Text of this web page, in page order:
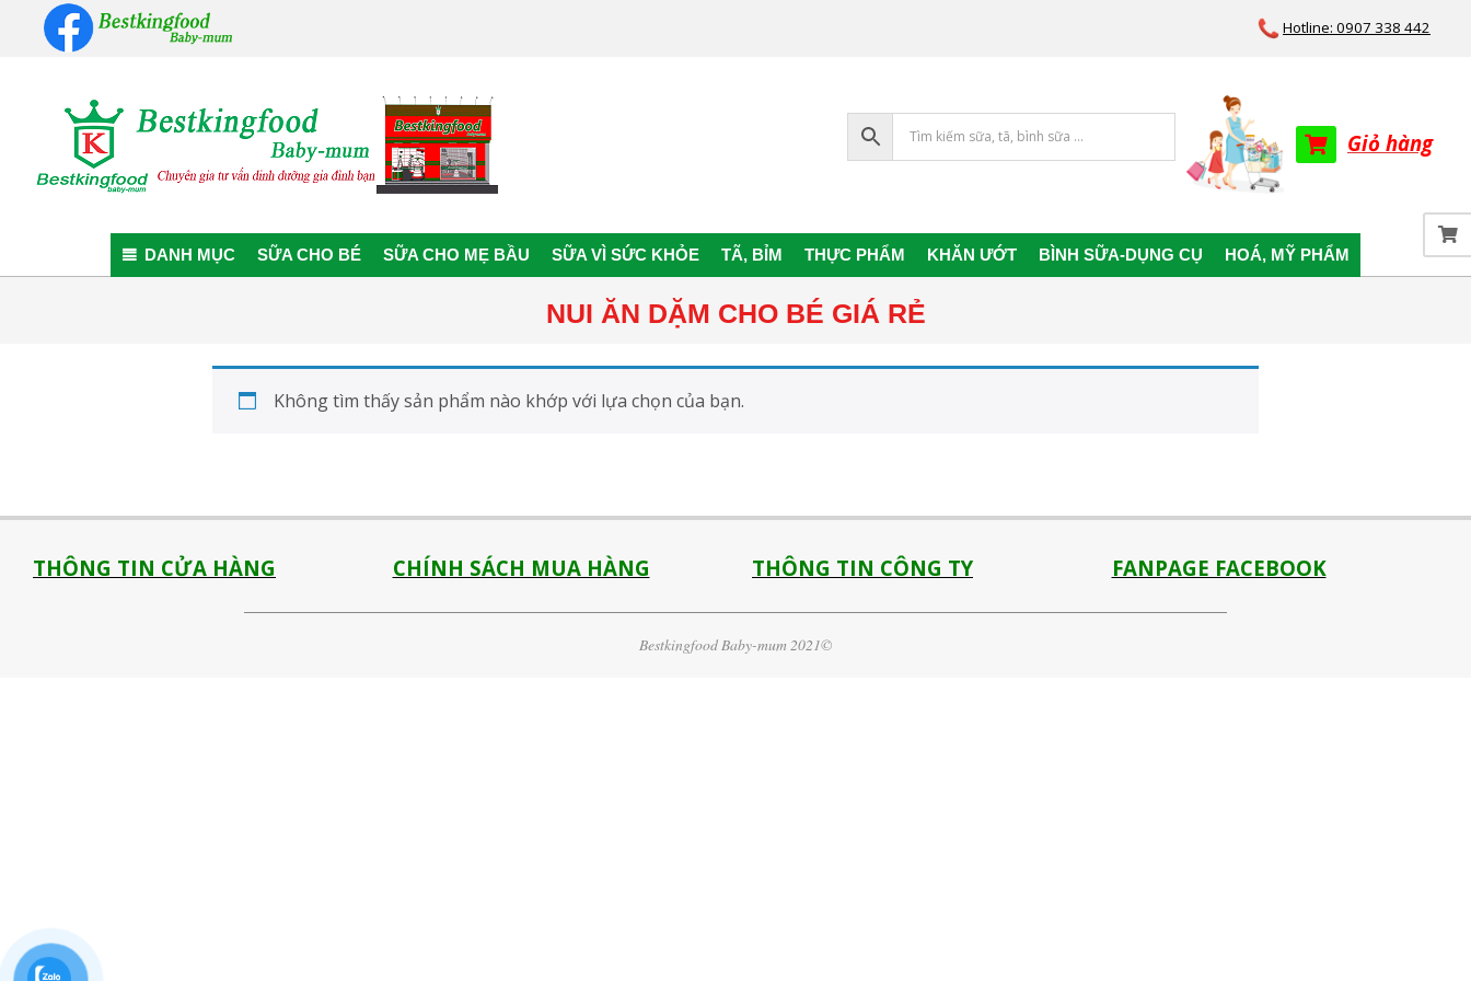
Hotline: 0907 338 442
Baby-
mum
Giỏ hàng
Primary
Navigation
Menu
DANH MỤC SỮA CHO BÉ SỮA CHO MẸ BẦU SỮA VÌ SỨC KHỎE TÃ, BỈM THỰC PHẨM KHĂN ƯỚT BÌNH SỮA-DỤNG CỤ HOÁ, MỸ PHẨM
NUI ĂN DẶM CHO BÉ GIÁ RẺ
Không tìm thấy sản phẩm nào khớp với lựa chọn của bạn.
THÔNG TIN CỬA HÀNG CHÍNH SÁCH MUA HÀNG THÔNG TIN CÔNG TY FANPAGE FACEBOOK
Bestkingfood Baby-mum 2021©